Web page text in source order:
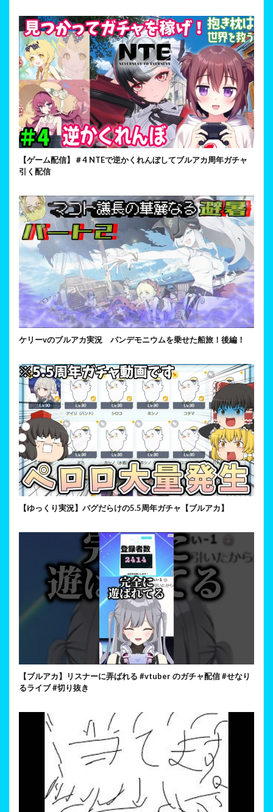
【ゲーム配信】＃4 NTEで逆かくれんぼしてブルアカ周年ガチャ
引く配信
ケリーvのブルアカ実況 パンデモニウムを乗せた船旅！後編！
【ゆっくり実況】バグだらけの5.5周年ガチャ【ブルアカ】
【ブルアカ】リスナーに弄ばれる #vtuber のガチャ配信 #せなり
るライブ #切り抜き